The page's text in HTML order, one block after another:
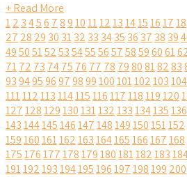
+ Read More
12 3456 789101112131415161718
27 28 29 30 3132 33 3435 36 37 38 39
49505152535455565758596061
7172 73 7475 76 77 78 7980818283
93949596979899100101102103104
111112113114115116117118119120
127128129130131132133134135136
143144145146147148149150151152
159160161162163164165166167168
175176177178179180181182183
191192193194195196197198199 200